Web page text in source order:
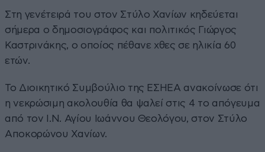
Στη γενέτειρά του στον Στύλο Χανίων κηδεύεται
σήμερα ο δημοσιογράφος και πολιτικός Γιώργος
Καστρινάκης, ο οποίος πέθανε χθες σε ηλικία 60
ετών.
Το Διοικητικό Συμβούλιο της ΕΣΗΕΑ ανακοίνωσε ότι
η νεκρώσιμη ακολουθία θα ψαλεί στις 4 το απόγευμα
από τον Ι.Ν. Αγίου Ιωάννου Θεολόγου, στον Στύλο
Αποκορώνου Χανίων.